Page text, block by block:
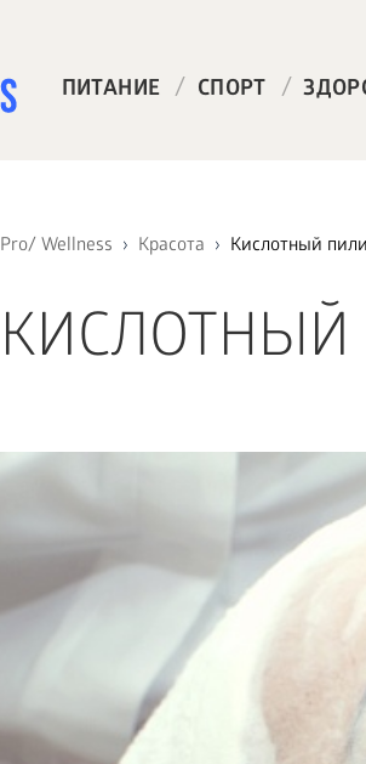
ПИТАНИЕ / СПОРТ /
Pro/ Wellness Красота Кислотный